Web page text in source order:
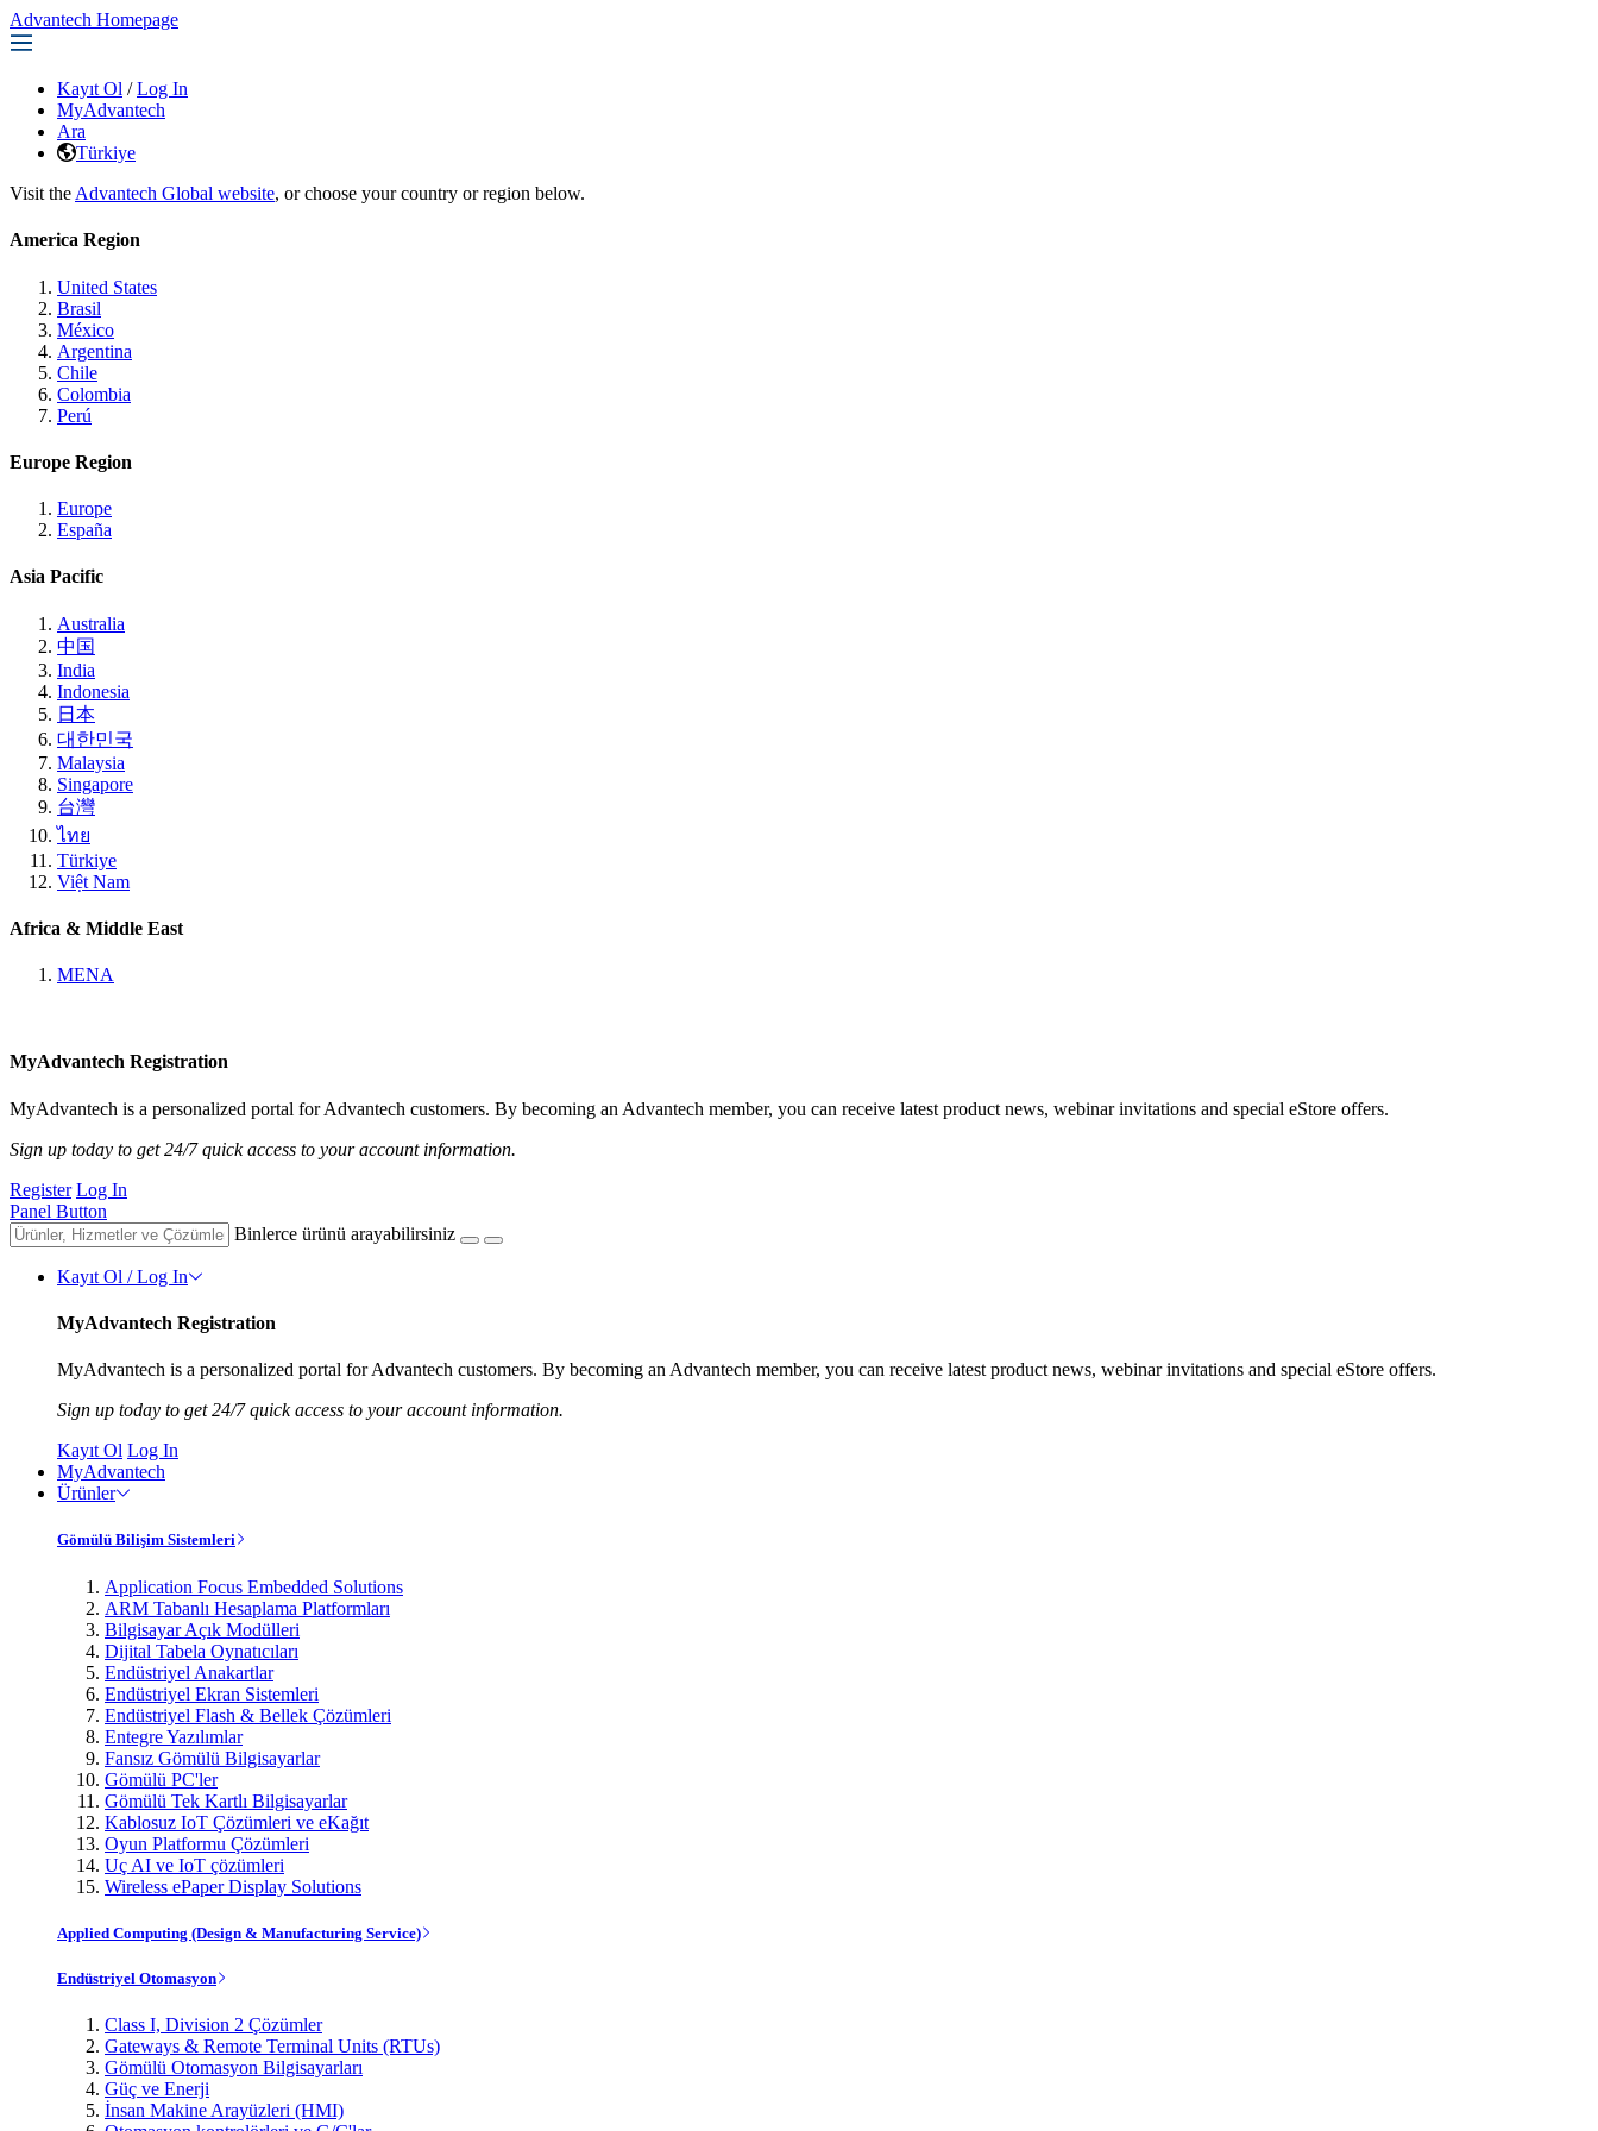
Advantech Homepage
Kayıt Ol / Log In
MyAdvantech
Ara
Türkiye
Visit the Advantech Global website, or choose your country or region below.
America Region
United States
Brasil
México
Argentina
Chile
Colombia
Perú
Europe Region
Europe
España
Asia Pacific
Australia
中国
India
Indonesia
日本
대한민국
Malaysia
Singapore
台灣
ไทย
Türkiye
Việt Nam
Africa & Middle East
MENA
MyAdvantech Registration
MyAdvantech is a personalized portal for Advantech customers. By becoming an Advantech member, you can receive latest product news, webinar invitations and special eStore offers.
Sign up today to get 24/7 quick access to your account information.
Register Log In
Panel Button
Binlerce ürünü arayabilirsiniz
Kayıt Ol / Log In
MyAdvantech Registration
MyAdvantech is a personalized portal for Advantech customers. By becoming an Advantech member, you can receive latest product news, webinar invitations and special eStore offers.
Sign up today to get 24/7 quick access to your account information.
Kayıt Ol Log In
MyAdvantech
Ürünler
Gömülü Bilişim Sistemleri
Application Focus Embedded Solutions
ARM Tabanlı Hesaplama Platformları
Bilgisayar Açık Modülleri
Dijital Tabela Oynatıcıları
Endüstriyel Anakartlar
Endüstriyel Ekran Sistemleri
Endüstriyel Flash & Bellek Çözümleri
Entegre Yazılımlar
Fansız Gömülü Bilgisayarlar
Gömülü PC'ler
Gömülü Tek Kartlı Bilgisayarlar
Kablosuz IoT Çözümleri ve eKağıt
Oyun Platformu Çözümleri
Uç AI ve IoT çözümleri
Wireless ePaper Display Solutions
Applied Computing (Design & Manufacturing Service)
Endüstriyel Otomasyon
Class I, Division 2 Çözümler
Gateways & Remote Terminal Units (RTUs)
Gömülü Otomasyon Bilgisayarları
Güç ve Enerji
İnsan Makine Arayüzleri (HMI)